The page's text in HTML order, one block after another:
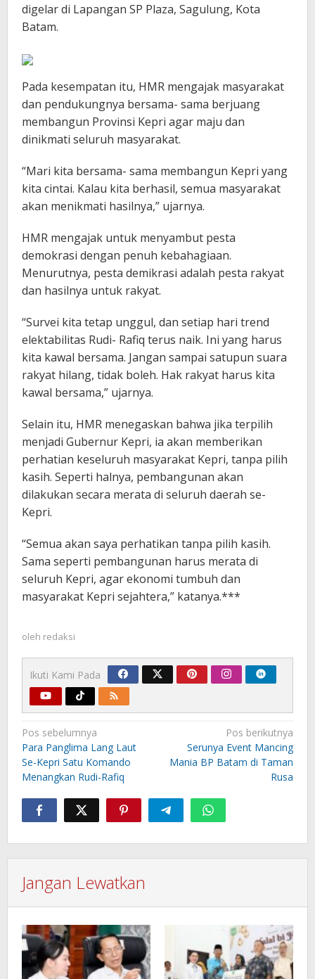
digelar di Lapangan SP Plaza, Sagulung, Kota
Batam.
Pada kesempatan itu, HMR mengajak masyarakat
dan pendukungnya bersama- sama berjuang
membangun Provinsi Kepri agar maju dan
dinikmati seluruh masyarakat.
“Mari kita bersama- sama membangun Kepri yang
kita cintai. Kalau kita berhasil, semua masyarakat
akan menikmati hasilnya,” ujarnya.
HMR mengajak untuk menyambut pesta
demokrasi dengan penuh kebahagiaan.
Menurutnya, pesta demikrasi adalah pesta rakyat
dan hasilnya untuk rakyat.
“Survei kita tetap unggul, dan setiap hari trend
elektabilitas Rudi- Rafiq terus naik. Ini yang harus
kita kawal bersama. Jangan sampai satupun suara
rakyat hilang, tidak boleh. Hak rakyat harus kita
kawal bersama,” ujarnya.
Selain itu, HMR menegaskan bahwa jika terpilih
menjadi Gubernur Kepri, ia akan memberikan
perhatian keseluruh masyarakat Kepri, tanpa pilih
kasih. Seperti halnya, pembangunan akan
dilakukan secara merata di seluruh daerah se-
Kepri.
“Semua akan saya perhatikan tanpa pilih kasih.
Sama seperti pembangunan harus merata di
seluruh Kepri, agar ekonomi tumbuh dan
masyarakat Kepri sejahtera,” katanya.***
oleh redaksi
Ikuti Kami Pada
Navigasi
pos
Pos sebelumnya
Para Panglima Lang Laut
Se-Kepri Satu Komando
Menangkan Rudi-Rafiq
Pos berikutnya
Serunya Event Mancing
Mania BP Batam di Taman
Rusa
Jangan Lewatkan